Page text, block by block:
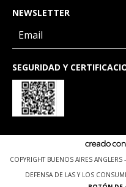
NEWSLETTER
SEGURIDAD Y
COPYRIGHT BUENOS AIRES
DEFENSA DE LAS Y LOS